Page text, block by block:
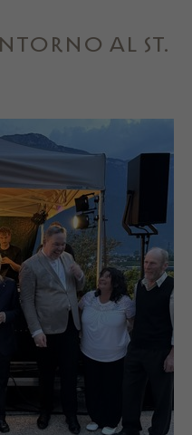
AL ST.